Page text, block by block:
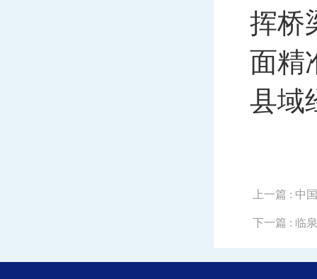
挥桥
面精
县域
上一篇 : 中
下一篇 : 临